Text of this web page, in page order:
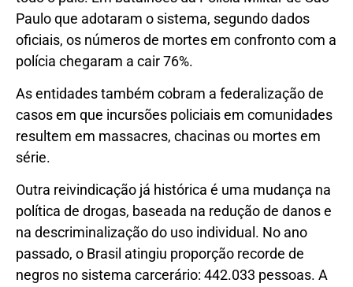
Paulo que adotaram o sistema, segundo dados
oficiais, os números de mortes em confronto com a
polícia chegaram a cair 76%.
As entidades também cobram a federalização de
casos em que incursões policiais em comunidades
resultem em massacres, chacinas ou mortes em
série.
Outra reivindicação já histórica é uma mudança na
política de drogas, baseada na redução de danos e
na descriminalização do uso individual. No ano
passado, o Brasil atingiu proporção recorde de
negros no sistema carcerário: 442.033 pessoas. A